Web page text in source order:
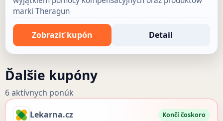
marki Theragun
Zobraziť kupón Detail
Ďalšie kupóny
6 aktívnych ponúk
Lekarna.cz Končí čoskoro